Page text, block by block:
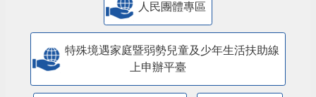
人民團體專區
特殊境遇家庭暨弱勢兒童及少年生活扶助線
上申辦平臺